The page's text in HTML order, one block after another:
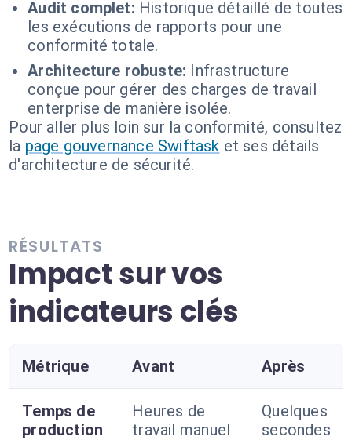
Audit complet: Historique détaillé de toutes
les exécutions de rapports pour une
conformité totale.
Architecture robuste: Infrastructure
conçue pour gérer des charges de travail
enterprise de manière isolée.
Pour aller plus loin sur la conformité, consultez
la page gouvernance Swiftask et ses détails
d'architecture de sécurité.
RÉSULTATS
Impact sur vos
indicateurs clés
Métrique Avant Après
Temps de
production
Heures de
travail manuel
Quelques
secondes